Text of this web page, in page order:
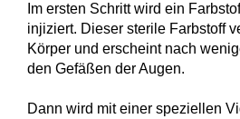
Im ersten Schritt wird ein
injiziert. Dieser sterile Farbstoff
Körper und erscheint nach
den Gefäßen der Augen.
Dann wird mit einer speziellen